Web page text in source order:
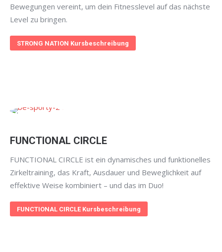
Bewegungen vereint, um dein Fitnesslevel auf das nächste
Level zu bringen.
STRONG NATION Kursbeschreibung
FUNCTIONAL CIRCLE
FUNCTIONAL CIRCLE ist ein dynamisches und funktionelles
Zirkeltraining, das Kraft, Ausdauer und Beweglichkeit auf
effektive Weise kombiniert – und das im Duo!
FUNCTIONAL CIRCLE Kursbeschreibung